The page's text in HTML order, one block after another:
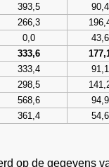
393,5 90,4
266,3
0,0 43,6
333,6
333,4 91,1
298,5
568,6 94,9
361,4 54,6
op de gegevens